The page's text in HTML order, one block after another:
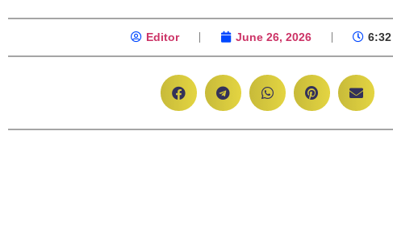
Editor June 26, 2026